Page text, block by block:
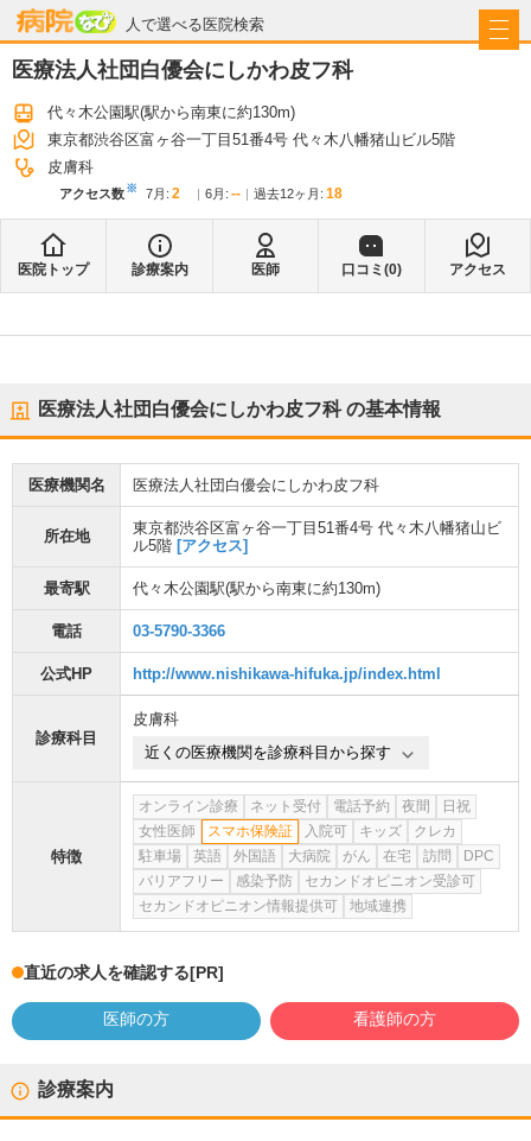
人で選べる医院検索
病院なび
医療法人社団白優会にしかわ皮フ科
代々木公園駅(駅から南東に約130m)
東京都渋谷区富ヶ谷一丁目51番4号 代々木八幡猪山ビル5階
皮膚科
アクセス数※ 7月 : 2 6月 : -- 過去12ヶ月: 18
医院トップ 診療案内 医師 口コミ(0) アクセス
医療法人社団白優会にしかわ皮フ科の基本情報
医療機関名 医療法人社団白優会にしかわ皮フ科
所在地
東京都渋谷区富ヶ谷一丁目51番4号 代々木八幡猪山ビ
ル5階 [アクセス]
最寄駅 代々木公園駅(駅から南東に約130m)
電話 03-5790-3366
公式HP http://www.nishikawa-hifuka.jp/index.html
診療科目
皮膚科
近くの医療機関を診療科目から探す
特徴
オンライン診療 ネット受付 電話予約 夜間
日祝
女性医師
スマホ保険証 入院可 キッズ
クレカ
駐車場
英語 外国語 大病院 がん 在宅 訪問
DPC
バリアフリー
感染予防
セカンドオピニオン受診可
セカンドオピニオン情報提供可
地域連携
直近の求人を確認する[PR]
医師の方 看護師の方
診療案内